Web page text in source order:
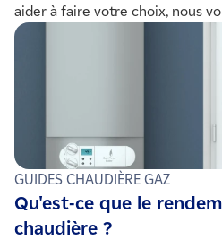
aider à faire votre choix, nous
les 5 principaux avantages de ce
GUIDES CHAUDIÈRE GAZ
Qu'est-ce que le
chaudière ?